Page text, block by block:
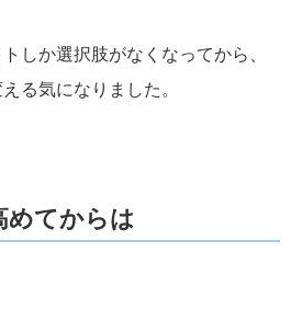
しか選択肢がなくなってから、
る気になりました。
めてからは